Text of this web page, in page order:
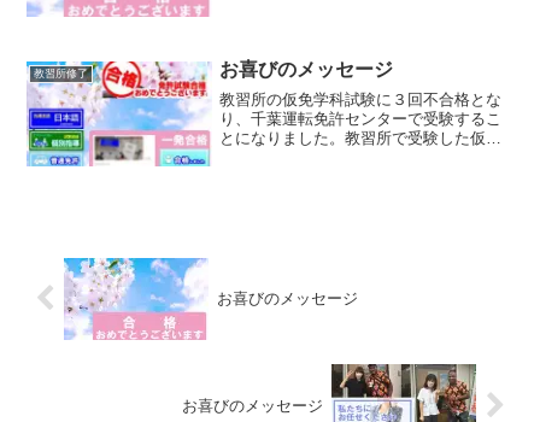
教習所修了 お喜びのメッセージ
教習所の仮免学科試験に３回不合格とな
り、千葉運転免許センターで受験するこ
とになりました。教習所で受験した仮免
お喜びのメッセージ
お喜びのメッセージ